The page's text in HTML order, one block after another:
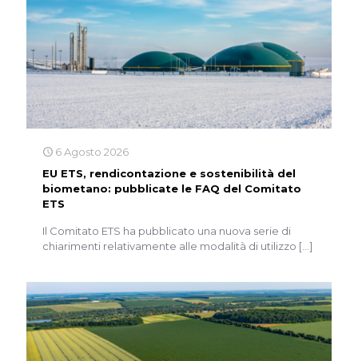
6 Agosto 2026
EU ETS, rendicontazione e sostenibilità del
biometano: pubblicate le FAQ del Comitato
ETS
Il Comitato ETS ha pubblicato una nuova serie di
chiarimenti relativamente alle modalità di utilizzo […]